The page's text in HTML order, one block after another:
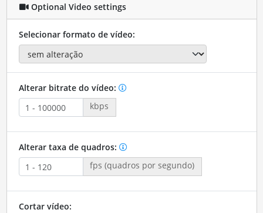
Optional Video settings
Selecionar formato de vídeo:
Alterar bitrate do vídeo:
kbps
Alterar taxa de quadros:
fps (quadros por segundo)
Cortar vídeo: